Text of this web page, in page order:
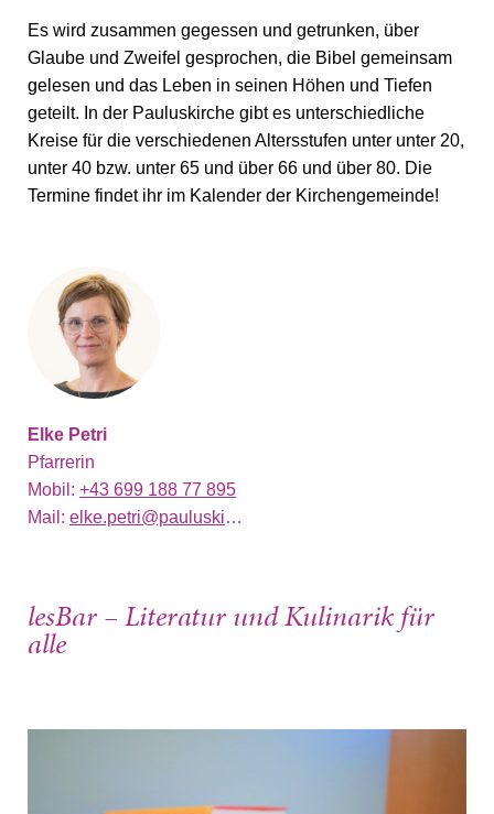
Es wird zusammen gegessen und getrunken, über
Glaube und Zweifel gesprochen, die Bibel gemeinsam
gelesen und das Leben in seinen Höhen und Tiefen
geteilt. In der Pauluskirche gibt es unterschiedliche
Kreise für die verschiedenen Altersstufen unter unter 20,
unter 40 bzw. unter 65 und über 66 und über 80. Die
Termine findet ihr im Kalender der Kirchengemeinde!
Elke Petri
Pfarrerin
Mobil: +43 699 188 77 895
Mail: elke.petri@pauluskirche.at
lesBar – Literatur und Kulinarik für
alle